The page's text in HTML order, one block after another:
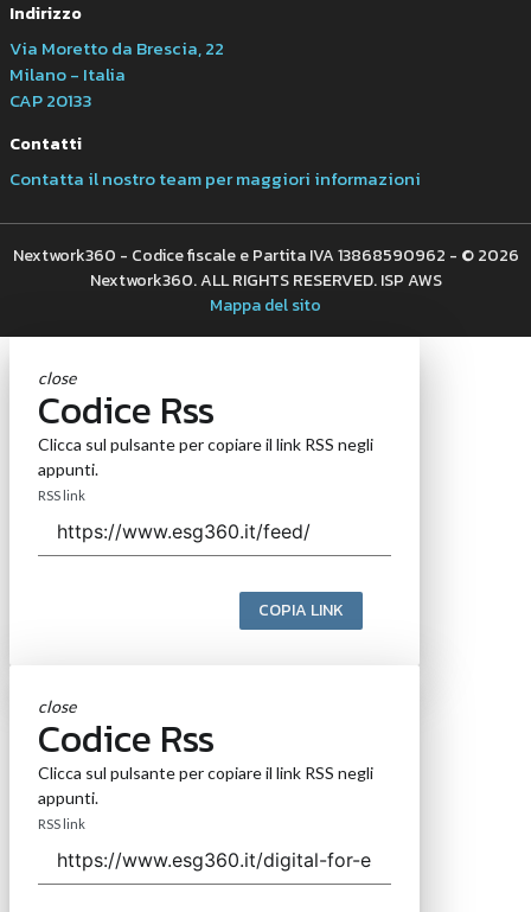
Indirizzo
Via Moretto da Brescia, 22
Milano - Italia
CAP 20133
Contatti
Contatta il nostro team per maggiori informazioni
Nextwork360 - Codice fiscale e Partita IVA 13868590962 - © 2026
Nextwork360. ALL RIGHTS RESERVED. ISP AWS
Mappa del sito
close
Codice Rss
Clicca sul pulsante per copiare il link RSS negli
appunti.
RSS link
COPIA LINK
close
Codice Rss
Clicca sul pulsante per copiare il link RSS negli
appunti.
RSS link